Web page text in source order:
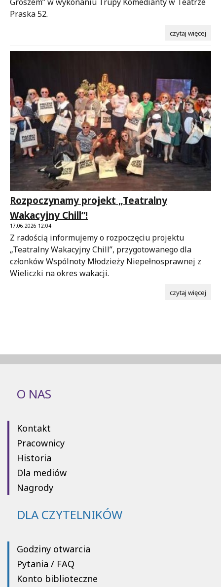
Praska 52.
czytaj więcej
Rozpoczynamy projekt „Teatralny
Wakacyjny Chill”!
17.06.2026 12:04
Z radością informujemy o rozpoczęciu projektu
„Teatralny Wakacyjny Chill”, przygotowanego dla
członków Wspólnoty Młodzieży Niepełnosprawnej z
Wieliczki na okres wakacji.
czytaj więcej
O NAS
Kontakt
Pracownicy
Historia
Dla mediów
Nagrody
DLA CZYTELNIKÓW
Godziny otwarcia
Pytania / FAQ
Konto biblioteczne